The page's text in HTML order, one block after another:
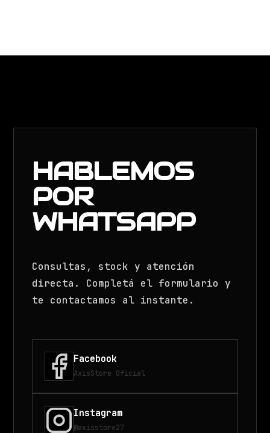
HABLEMOS
POR
WHATSAPP
Consultas, stock y atención
directa. Completá el formulario y
te contactamos al instante.
Facebook
AxisStore Oficial
Instagram
@axisstore27